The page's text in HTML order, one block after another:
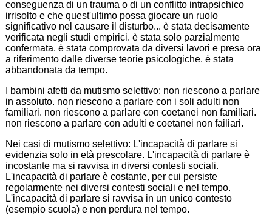
conseguenza di un trauma o di un conflitto intrapsichico
irrisolto e che quest'ultimo possa giocare un ruolo
significativo nel causare il disturbo... è stata decisamente
verificata negli studi empirici. è stata solo parzialmente
confermata. è stata comprovata da diversi lavori e presa ora
a riferimento dalle diverse teorie psicologiche. è stata
abbandonata da tempo.
I bambini afetti da mutismo selettivo: non riescono a parlare
in assoluto. non riescono a parlare con i soli adulti non
familiari. non riescono a parlare con coetanei non familiari.
non riescono a parlare con adulti e coetanei non failiari.
Nei casi di mutismo selettivo: L'incapacità di parlare si
evidenzia solo in età prescolare. L'incapacità di parlare è
incostante ma si ravvisa in diversi contesti sociali.
L'incapacità di parlare è costante, per cui persiste
regolarmente nei diversi contesti sociali e nel tempo.
L'incapacità di parlare si ravvisa in un unico contesto
(esempio scuola) e non perdura nel tempo.